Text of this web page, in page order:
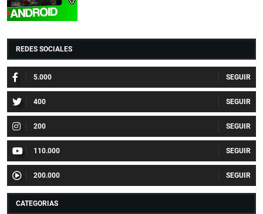
REDES SOCIALES
5.000
400
200
110.000
200.000
CATEGORIAS